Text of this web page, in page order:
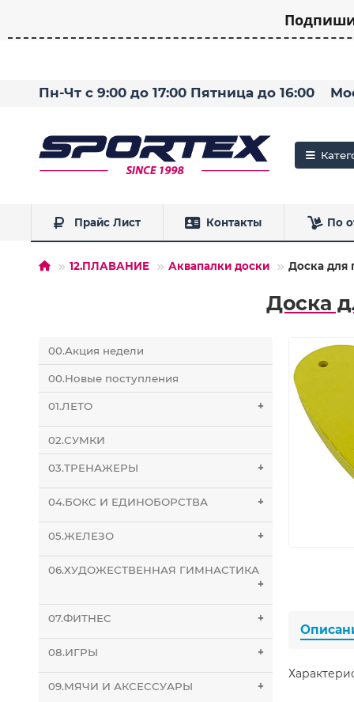
Пн-Чт с 9:00 до 17:00 Пятница до 16:00
Прайс Лист Контакты По
12.ПЛАВАНИЕ Аквапалки доски Доска для
Доска
00.Акция недели
00.Новые поступления
01.ЛЕТО +
02.СУМКИ
03.ТРЕНАЖЕРЫ +
04.БОКС И ЕДИНОБОРСТВА +
05.ЖЕЛЕЗО +
06.ХУДОЖЕСТВЕННАЯ ГИМНАСТИКА
+
07.ФИТНЕС +
08.ИГРЫ +
09.МЯЧИ И АКСЕССУАРЫ +